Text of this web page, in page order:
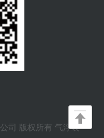
司 版权所有 气浮装